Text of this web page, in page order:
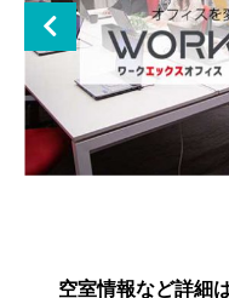
空室情報など詳細